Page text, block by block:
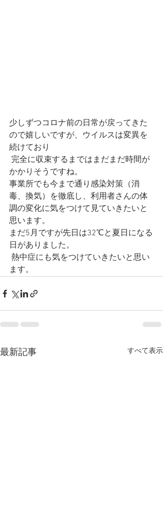
少しずつコロナ前の日常が戻ってきた
ので嬉しいですが、ウイルスは変異を
続けており
かかりそうですね。
事業所でも今まで通り感染対策（消
毒、換気）を徹底し、利用者さんの体
調の変化に気をつけて見ていきたいと
思います。
まだ5月ですが先日は32℃と夏日になる
日がありました。
ます。
最新記事 すべて表示